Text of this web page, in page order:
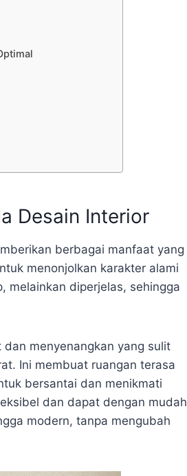
Desain Interior
berbagai manfaat yang
menonjolkan karakter alami
melainkan diperjelas, sehingga
menyenangkan yang sulit
Ini membuat ruangan terasa
bersantai dan menikmati
dan dapat dengan mudah
modern, tanpa mengubah